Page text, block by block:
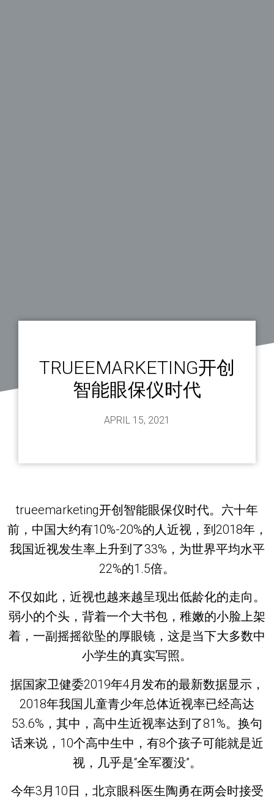
TRUEEMARKETING开创
智能眼保仪时代
APRIL 15, 2021
trueemarketing开创智能眼保仪时代。六十年
前，中国大约有10%-20%的人近视，到2018年，
我国近视发生率上升到了33%，为世界平均水平
22%的1.5倍。
不仅如此，近视也越来越呈现出低龄化的走向。
弱小的个头，背着一个大书包，稚嫩的小脸上架
着，一副摇摇欲坠的厚眼镜，这是当下大多数中
小学生的真实写照。
据国家卫健委2019年4月发布的最新数据显示，
2018年我国儿童青少年总体近视率已经高达
53.6%，其中，高中生近视率达到了81%。换句
话来说，10个高中生中，有8个孩子可能就是近
视，几乎是“全军覆没”。
今年3月10日，北京眼科医生陶勇在两会时接受